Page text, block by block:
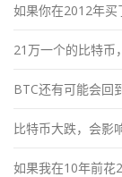
如果你在2012年买
21万一个的比特币
BTC还有可能会回
比特币大跌，会影
如果我在10年前花